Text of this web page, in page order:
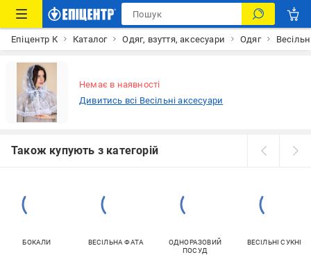
Епіцентр К Каталог Одяг, взуття, аксесуари Одяг
Немає в наявності
Дивитись всі Весільні аксесуари
Також купують з категорій
БОКАЛИ ВЕСІЛЬНА ФАТА
ОДНОРАЗОВИЙ
ПОСУД
ВЕСІЛЬНІ СУКНІ